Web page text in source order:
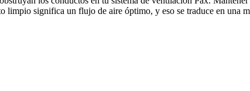
limpio significa un flujo de aire óptimo, y eso se traduce en una